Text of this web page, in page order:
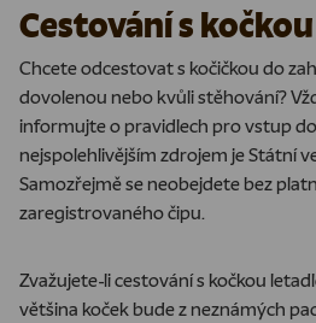
Cestování s
Chcete odcestovat s kočičkou do
dovolenou nebo kvůli stěhování?
informujte o pravidlech pro vstup
nejspolehlivějším zdrojem je Státní
Samozřejmě se neobejdete bez
zaregistrovaného čipu.
Zvažujete-li cestování s kočkou
většina koček bude z neznámých